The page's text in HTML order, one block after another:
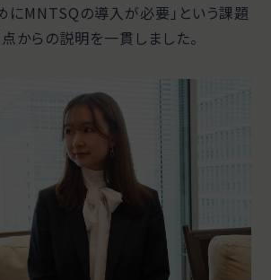
にMNTSQの導入が必要」という課題
からの説明を一貫しました。